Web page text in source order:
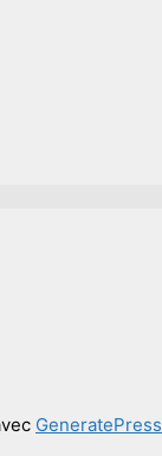
GeneratePress